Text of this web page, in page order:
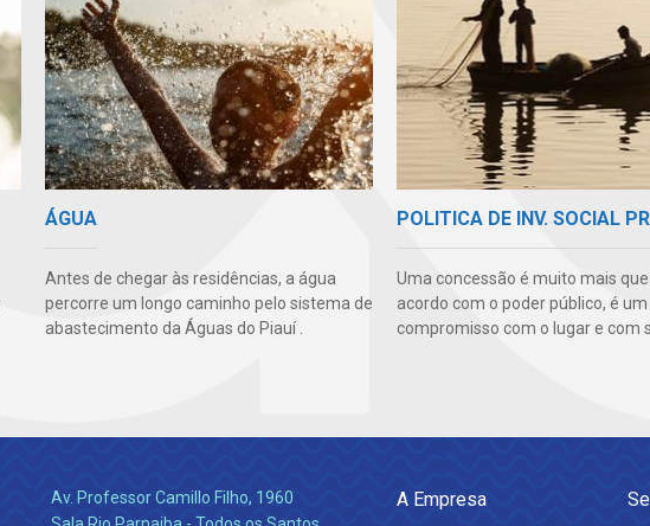
ÁGUA
Antes de chegar às residências, a água
percorre um longo caminho pelo sistema de
abastecimento da Águas do Piauí .
POLITICA DE INV. SOCIAL
Uma concessão é muito mais
acordo com o poder público, é um
compromisso com o lugar e com
Av. Professor Camillo Filho, 1960
A Empresa